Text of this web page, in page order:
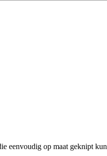
eenvoudig op maat geknipt